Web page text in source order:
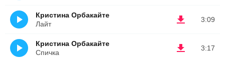
3:09
Кристина Орбакайте
Лайт
3:17
Кристина Орбакайте
Спичка